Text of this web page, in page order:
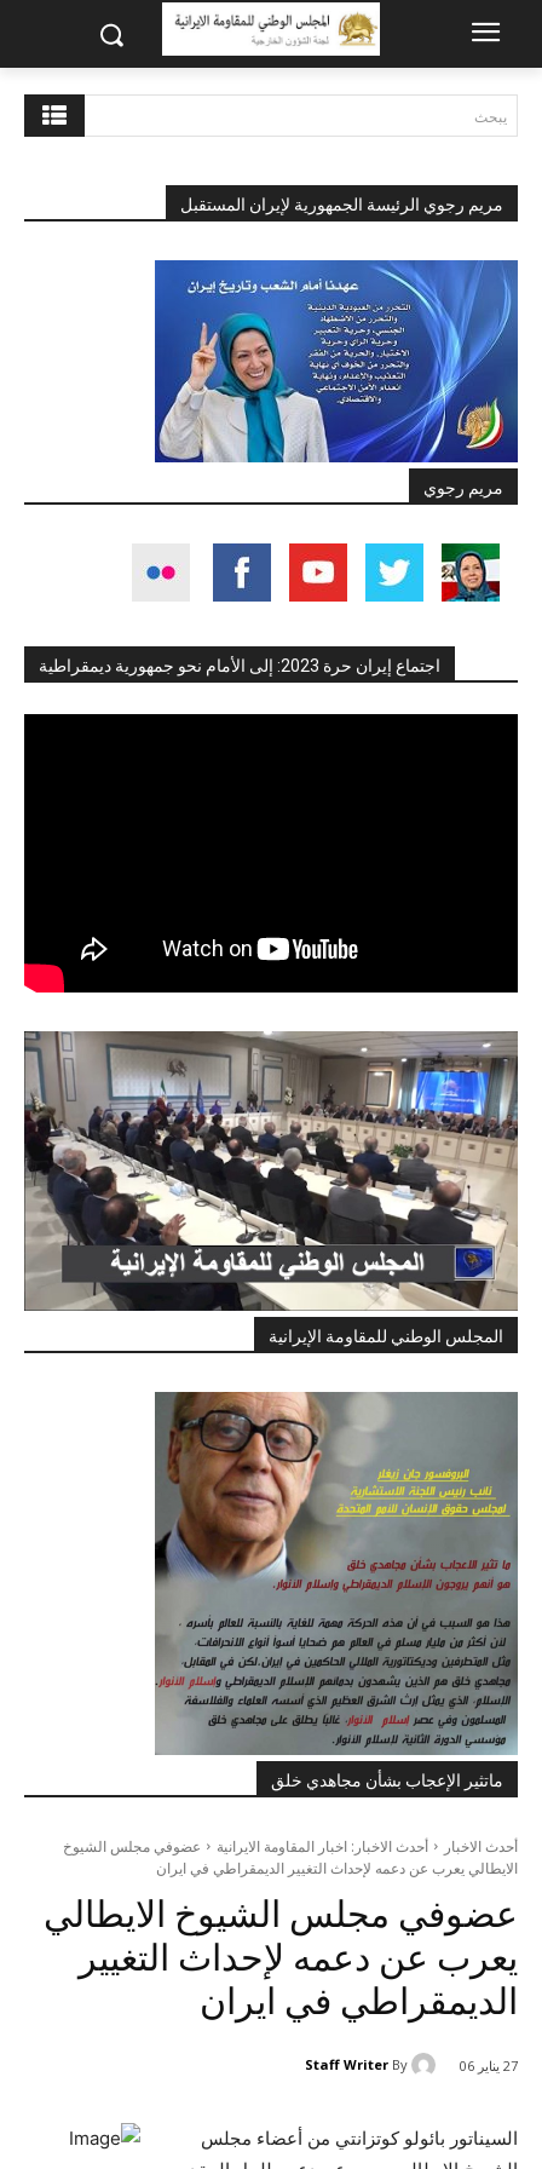
يبحث
مريم رجوي الرئيسة الجمهورية لإيران المستقبل
مريم رجوي
اجتماع إيران حرة 2023: إلى الأمام نحو جمهورية ديمقراطية
المجلس الوطني للمقاومة الإيرانية
ماتثير الإعجاب بشأن مجاهدي خلق
أحدث الاخبار أحدث الاخبار: اخبار المقاومة الايرانية
عضوفي مجلس الشيوخ
الايطالي يعرب عن دعمه لإحداث التغيير الديمقراطي في ايران
عضوفي مجلس الشيوخ الايطالي
يعرب عن دعمه لإحداث التغيير
الديمقراطي في ايران
27 يناير 06 By
Staff Writer
السيناتور بائولو كوتزانتي من أعضاء مجلس